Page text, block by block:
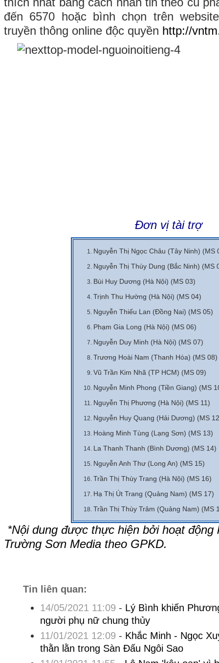
đến 6570 hoặc bình chọn trên
truyền thông online độc quyền http://
Đơn vị tài trợ
Nguyễn Thị Ngọc Châu (Tây Ninh) (MS
Nguyễn Thị Thùy Dung (Bắc Ninh) (MS
Bùi Huy Dương (Hà Nội) (MS 03)
Trịnh Thu Hường (Hà Nội) (MS 04)
Nguyễn Thiếu Lan (Đồng Nai) (MS 05)
Phạm Gia Long (Hà Nội) (MS 06)
Nguyễn Duy Minh (Hà Nội) (MS 07)
Trương Hoài Nam (Thanh Hóa) (MS 08)
Vũ Trần Kim Nhã (TP HCM) (MS 09)
Nguyễn Minh Phong (Tiền Giang) (MS
Nguyễn Thị Phương (Hà Nội) (MS 11)
Nguyễn Huy Quang (Hải Dương) (MS
Hoàng Minh Tùng (Lạng Sơn) (MS 13)
La Thanh Thanh (Bình Dương) (MS 14)
Nguyễn Anh Thư (Long An) (MS 15)
Trần Thị Thùy Trang (Hà Nội) (MS 16)
Hạ Thị Út Trang (Quảng Nam) (MS 17)
Trần Thị Thùy Trâm (Quảng Nam) (MS
*Nội dung được thực hiện bởi hoạt động
Trường Sơn Media theo GPKD.
Tin liên quan:
14/05/2021 11:09 - Lý Bình khiến
người phụ nữ chung thủy
11/01/2021 12:09 - Khắc Minh - Ngọc
thằn lằn trong Sàn Đấu Ngôi Sao